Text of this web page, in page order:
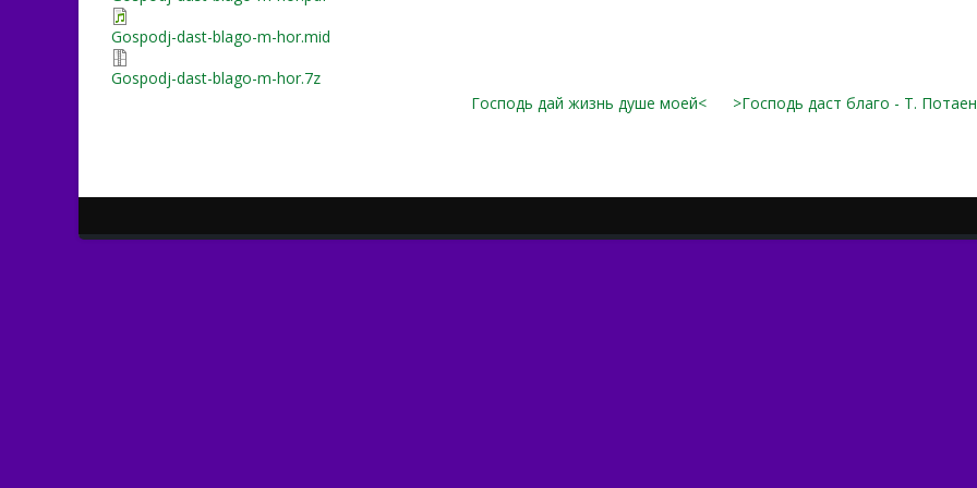
Gospodj-dast-blago-m-hor.mid
Gospodj-dast-blago-m-hor.7z
Господь дай жизнь душе моей<
>Господь даст благо - Т.